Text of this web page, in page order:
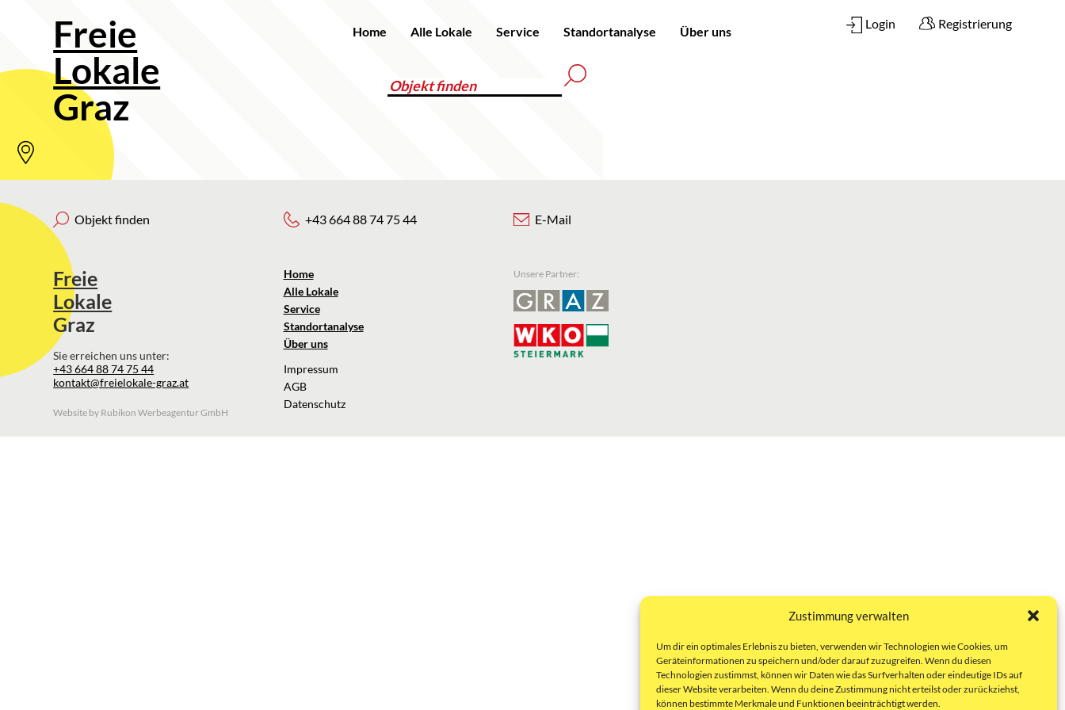
Zustimmung verwalten
Um dir ein optimales Erlebnis zu bieten, verwenden wir Technologien wie Cookies, um
Geräteinformationen zu speichern und/oder darauf zuzugreifen. Wenn du diesen
Technologien zustimmst, können wir Daten wie das Surfverhalten oder eindeutige IDs auf
dieser Website verarbeiten. Wenn du deine Zustimmung nicht erteilst oder zurückziehst,
können bestimmte Merkmale und Funktionen beeinträchtigt werden.
Freie
Lokale
Graz
Home Alle Lokale Service Standortanalyse Über uns
Login Registrierung
Objekt finden
Freie
Lokale
Graz
Sie erreichen uns unter:
+43 664 88 74 75 44
kontakt@freielokale-graz.at
Website by Rubikon Werbeagentur GmbH
+43 664 88 74 75 44
Home
Alle Lokale
Service
Standortanalyse
Über uns
Impressum
AGB
Datenschutz
E-Mail
Unsere Partner: